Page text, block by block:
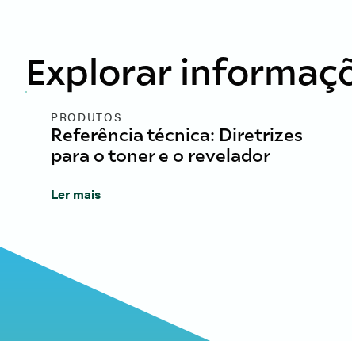
Explorar
PRODUTOS
Referência técnica: Diretrizes
para o toner e o revelador
Ler mais